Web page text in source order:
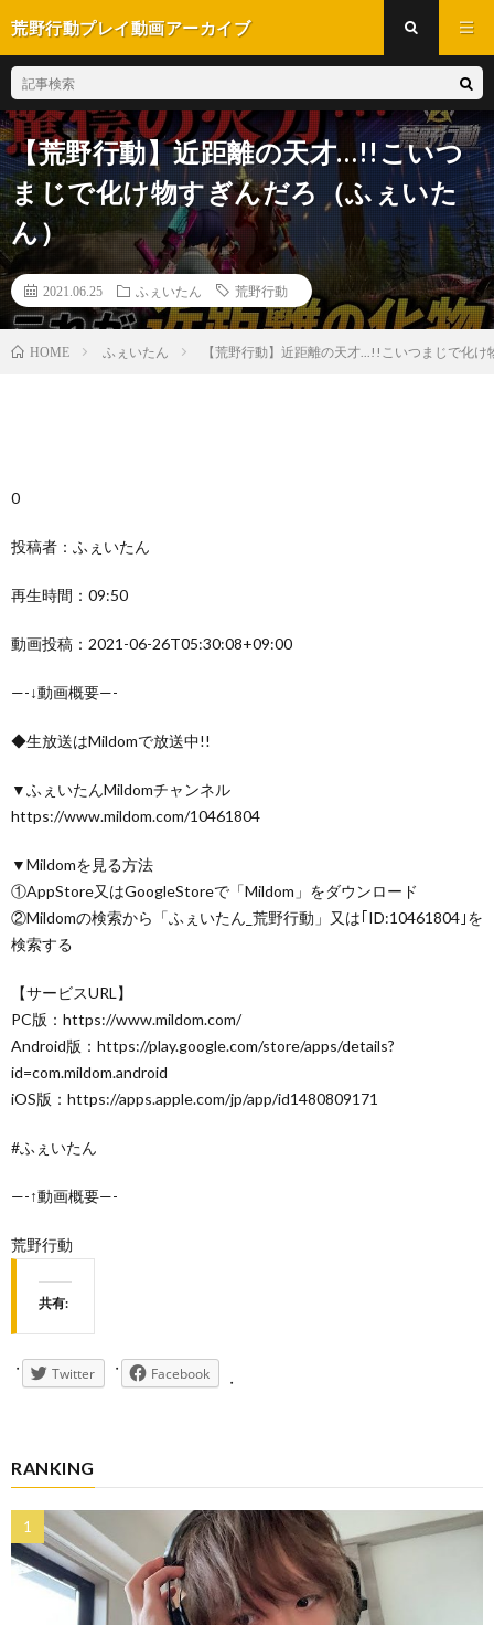
荒野行動プレイ動画アーカイブ
【荒野行動】近距離の天才…!!こいつ
まじで化け物すぎんだろ（ふぇいた
ん）
2021.06.25 ふぇいたん 荒野行動
HOME ふぇいたん 【荒野行動】近距離の天才...!!こいつまじで化
0
投稿者：ふぇいたん
再生時間：09:50
動画投稿：2021-06-26T05:30:08+09:00
—-↓動画概要—-
◆生放送はMildomで放送中!!
▼ふぇいたんMildomチャンネル
https://www.mildom.com/10461804
▼Mildomを見る方法
①AppStore又はGoogleStoreで「Mildom」をダウンロード
②Mildomの検索から「ふぇいたん_荒野行動」又は｢ID:10461804｣を
検索する
【サービスURL】
PC版：https://www.mildom.com/
Android版：https://play.google.com/store/apps/details?
id=com.mildom.android
iOS版：https://apps.apple.com/jp/app/id1480809171
#ふぇいたん
—-↑動画概要—-
荒野行動
共有:
Twitter Facebook
RANKING